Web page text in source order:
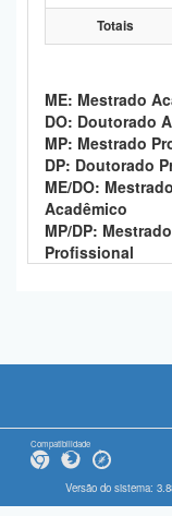
Totais
ME: Mestrado
DO:
MP: Mestrado
DP: Doutorado
ME/DO:
Acadêmico
MP/DP:
Profissional
Compatibilidade
Versão do sistema: